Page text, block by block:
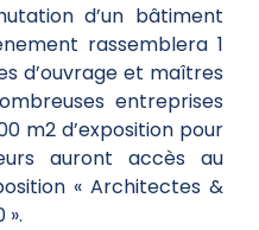
d’un bâtiment
rassemblera 1
d’ouvrage et maîtres
entreprises
m2 d’exposition pour
auront accès au
« Architectes &